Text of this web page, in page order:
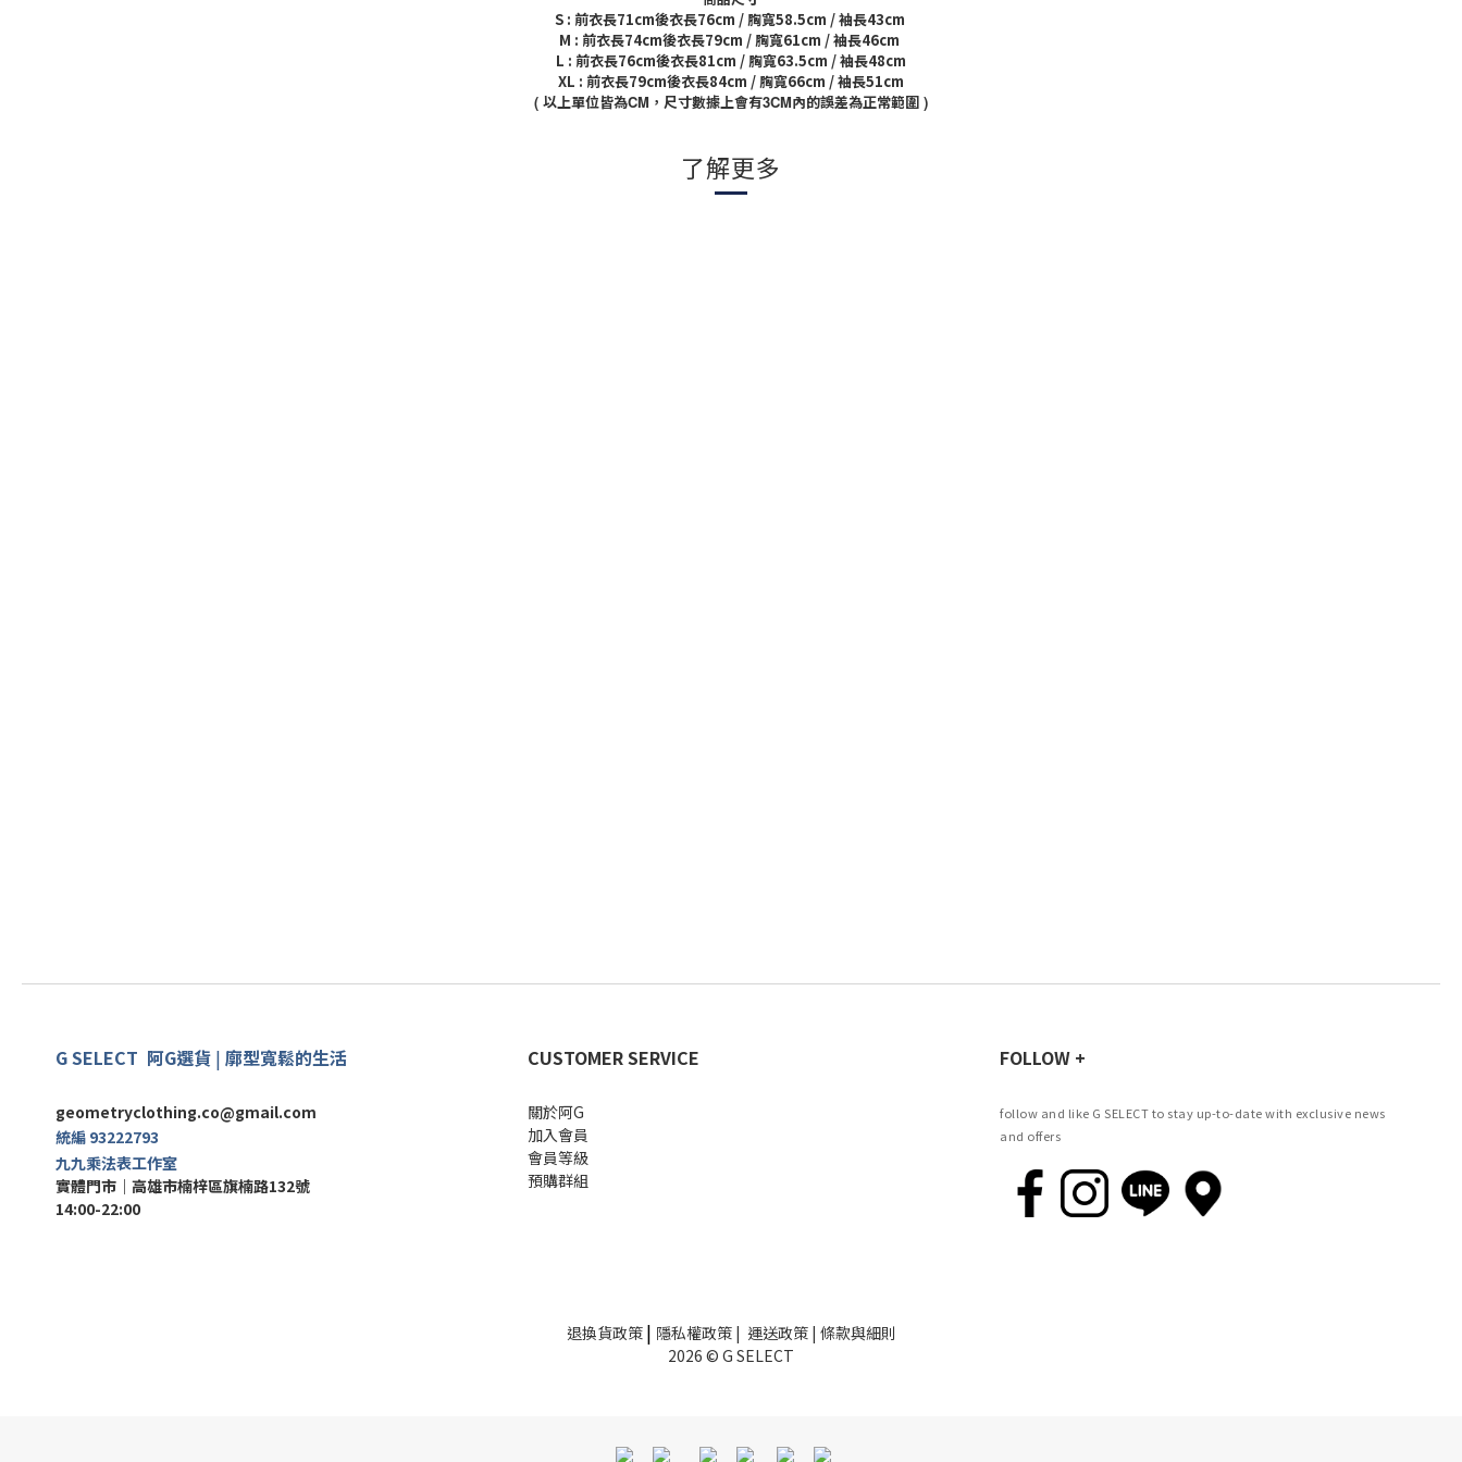
S : 前衣長71cm後衣長76cm / 胸寬58.5cm / 袖長43cm
M : 前衣長74cm後衣長79cm / 胸寬61cm / 袖長46cm
L : 前衣長76cm後衣長81cm / 胸寬63.5cm / 袖長48cm
XL : 前衣長79cm後衣長84cm / 胸寬66cm / 袖長51cm
( 以上單位皆為CM ，尺寸數據上會有3CM內的誤差為正常範圍 )
了解更多
G SELECT 阿G選貨 | 廓型寬鬆的生活
geometryclothing.co@gmail.com
統編 93222793
九九乘法表工作室
實體門市｜ 高雄市楠梓區旗楠路132號
14:00-22:00
CUSTOMER SERVICE
關於阿G
加入會員
會員等級
預購群組
FOLLOW +
follow and like G SELECT to stay up-to-date with exclusive news
and offers
退換貨政策 | 隱私權政策| 運送政策| 條款與細則
2026 © G SELECT